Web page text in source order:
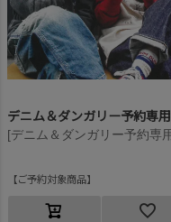
デニム＆ダンガリー予約専用
ご予約対象商品